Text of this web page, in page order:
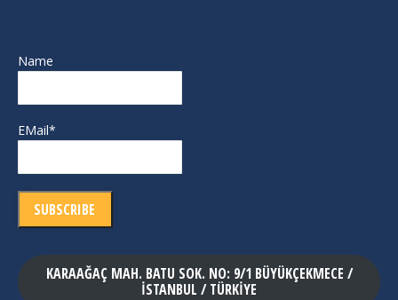
Name
EMail*
KARAAĞAÇ MAH. BATU SOK. NO: 9/1 BÜYÜKÇEKMECE /
İSTANBUL / TÜRKİYE